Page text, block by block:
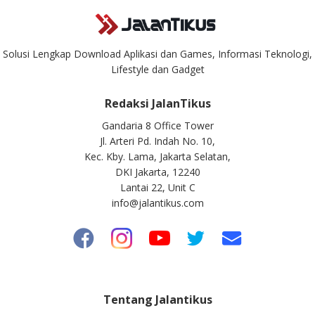
Solusi Lengkap Download Aplikasi dan Games, Informasi Teknologi,
Lifestyle dan Gadget
Redaksi JalanTikus
Gandaria 8 Office Tower
Jl. Arteri Pd. Indah No. 10,
Kec. Kby. Lama, Jakarta Selatan,
DKI Jakarta, 12240
Lantai 22, Unit C
info@jalantikus.com
Tentang Jalantikus